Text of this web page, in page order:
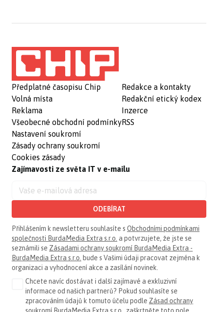
Předplatné časopisu Chip
Volná místa
Reklama
Všeobecné obchodní podmínky
Nastavení soukromí
Zásady ochrany soukromí
Cookies zásady
Redakce a kontakty
Redakční etický kodex
Inzerce
RSS
Zajímavosti ze světa IT v e-mailu
ODEBÍRAT
Přihlášením k newsletteru souhlasíte s Obchodními podmínkami
společnosti BurdaMedia Extra s.r.o. a potvrzujete, že jste se
seznámili se Zásadami ochrany soukromí BurdaMedia Extra -
BurdaMedia Extra s.r.o. bude s Vašimi údaji pracovat zejména k
organizaci a vyhodnocení akce a zasílání novinek.
Chcete navíc dostávat i další zajímavé a exkluzivní
informace od našich partnerů? Pokud souhlasíte se
zpracováním údajů k tomuto účelu podle Zásad ochrany